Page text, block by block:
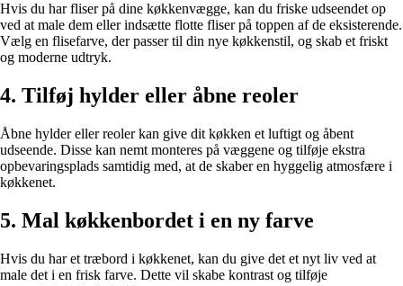
Hvis du har fliser på dine køkkenvægge, kan du friske udseendet op
ved at male dem eller indsætte flotte fliser på toppen af de eksisterende.
Vælg en flisefarve, der passer til din nye køkkenstil, og skab et friskt
og moderne udtryk.
4. Tilføj hylder eller åbne reoler
Åbne hylder eller reoler kan give dit køkken et luftigt og åbent
udseende. Disse kan nemt monteres på væggene og tilføje ekstra
opbevaringsplads samtidig med, at de skaber en hyggelig atmosfære i
køkkenet.
5. Mal køkkenbordet i en ny farve
Hvis du har et træbord i køkkenet, kan du give det et nyt liv ved at
male det i en frisk farve. Dette vil skabe kontrast og tilføje